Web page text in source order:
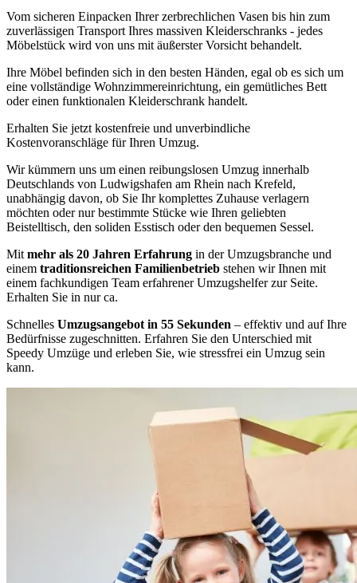
Vom sicheren Einpacken Ihrer zerbrechlichen Vasen bis hin zum
zuverlässigen Transport Ihres massiven Kleiderschranks - jedes
Möbelstück wird von uns mit äußerster Vorsicht behandelt.
Ihre Möbel befinden sich in den besten Händen, egal ob es sich um
eine vollständige Wohnzimmereinrichtung, ein gemütliches Bett
oder einen funktionalen Kleiderschrank handelt.
Erhalten Sie jetzt kostenfreie und unverbindliche
Kostenvoranschläge für Ihren Umzug.
Wir kümmern uns um einen reibungslosen Umzug innerhalb
Deutschlands von Ludwigshafen am Rhein nach Krefeld,
unabhängig davon, ob Sie Ihr komplettes Zuhause verlagern
möchten oder nur bestimmte Stücke wie Ihren geliebten
Beistelltisch, den soliden Esstisch oder den bequemen Sessel.
Mit mehr als 20 Jahren Erfahrung in der Umzugsbranche und
einem traditionsreichen Familienbetrieb stehen wir Ihnen mit
einem fachkundigen Team erfahrener Umzugshelfer zur Seite.
Erhalten Sie in nur ca.
Schnelles Umzugsangebot in 55 Sekunden – effektiv und auf Ihre
Bedürfnisse zugeschnitten. Erfahren Sie den Unterschied mit
Speedy Umzüge und erleben Sie, wie stressfrei ein Umzug sein
kann.